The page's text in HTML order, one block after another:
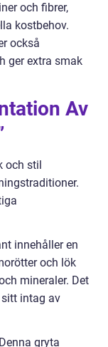
och fibrer,
kostbehov.
också
ger extra smak
Av
och stil
innehåller en
och lök
mineraler. Det
intag av
gryta